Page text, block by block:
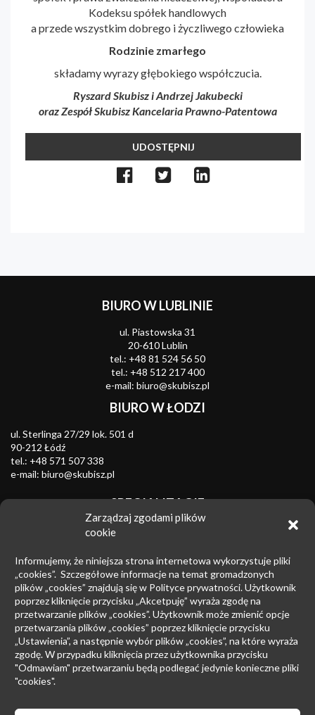
Zarządzaj zgodami plików
cookie
Informujemy, że niniejsza strona internetowa wykorzystuje pliki
„cookies”. Szczegółowe informacje na temat gromadzonych
plików „cookies” znajdują się w Polityce prywatności. Użytkownik
poprzez kliknięcie przycisku „Akcetpuję” wyraża zgodę na
przetwarzanie plików „cookies”. Użytkownik może zmienić opcje
przetwarzania plików „cookies” poprzez kliknięcie przycisku
„Ustawienia”, a następnie wybór plików „cookies”, na które wyraża
zgodę. W przypadku kliknięcia przez użytkownika przycisku
"Odmawiam" przetwarzaniu będą podlegać jedynie konieczne pliki
"cookies".
Kodeksu spółek handlowych
a przede wszystkim dobrego i życzliwego człowieka
Rodzinie zmarłego
składamy wyrazy głębokiego współczucia.
Ryszard Skubisz i Andrzej Jakubecki
oraz Zespół Skubisz Kancelaria Prawno-Patentowa
UDOSTĘPNIJ
BIURO W LUBLINIE
ul. Piastowska 31
20-610 Lublin
tel.: +48 81 524 56 50
tel.: +48 512 217 400
e-mail: biuro@skubisz.pl
BIURO W ŁODZI
ul. Sterlinga 27/29 lok. 501 d
90-212 Łódź
tel.: +48 571 507 338
e-mail: biuro@skubisz.pl
SPECJALIZACJE
Wzory przemysłowe
Patenty
Prawo upadłościowe
Prawo autorskie
Prowadzenie sporów sądowych